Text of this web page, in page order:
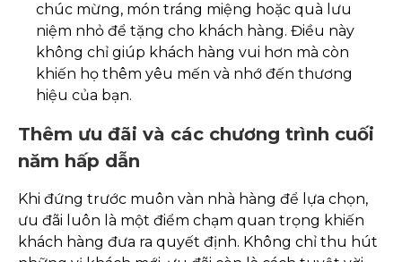
chúc mừng, món tráng miệng hoặc quà lưu
niệm nhỏ để tặng cho khách hàng. Điều này
không chỉ giúp khách hàng vui hơn mà còn
khiến họ thêm yêu mến và nhớ đến thương
hiệu của bạn.
Thêm ưu đãi và các chương trình cuối
năm hấp dẫn
Khi đứng trước muôn vàn nhà hàng để lựa chọn,
ưu đãi luôn là một điểm chạm quan trọng khiến
khách hàng đưa ra quyết định. Không chỉ thu hút